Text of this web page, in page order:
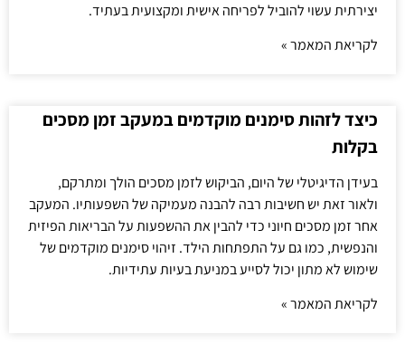
יצירתית עשוי להוביל לפריחה אישית ומקצועית בעתיד.
לקריאת המאמר »
כיצד לזהות סימנים מוקדמים במעקב זמן מסכים
בקלות
בעידן הדיגיטלי של היום, הביקוש לזמן מסכים הולך ומתרקם,
ולאור זאת יש חשיבות רבה להבנה מעמיקה של השפעותיו. המעקב
אחר זמן מסכים חיוני כדי להבין את ההשפעות על הבריאות הפיזית
והנפשית, כמו גם על התפתחות הילד. זיהוי סימנים מוקדמים של
שימוש לא מתון יכול לסייע במניעת בעיות עתידיות.
לקריאת המאמר »